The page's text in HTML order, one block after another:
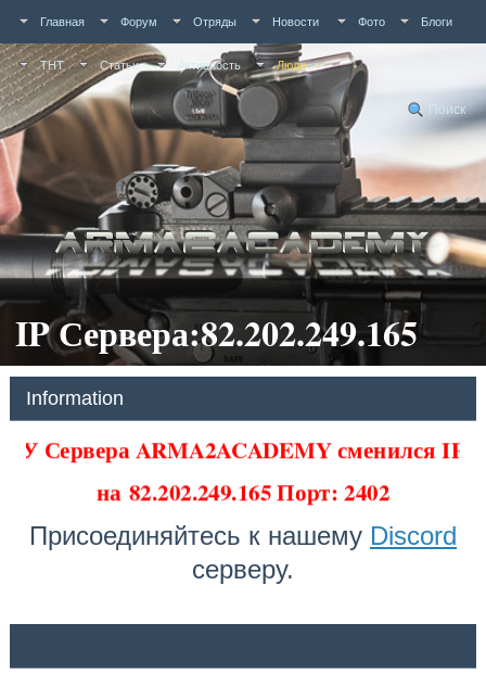
Главная Форум Отряды Новости Фото Блоги
ТНТ Статьи Активность Люди
Поиск
IP Сервера:82.202.249.165
Information
У Сервера ARMA2ACADEMY сменился IP
на82.202.249.165 Порт: 2402
Присоединяйтесь к нашему Discord
серверу.